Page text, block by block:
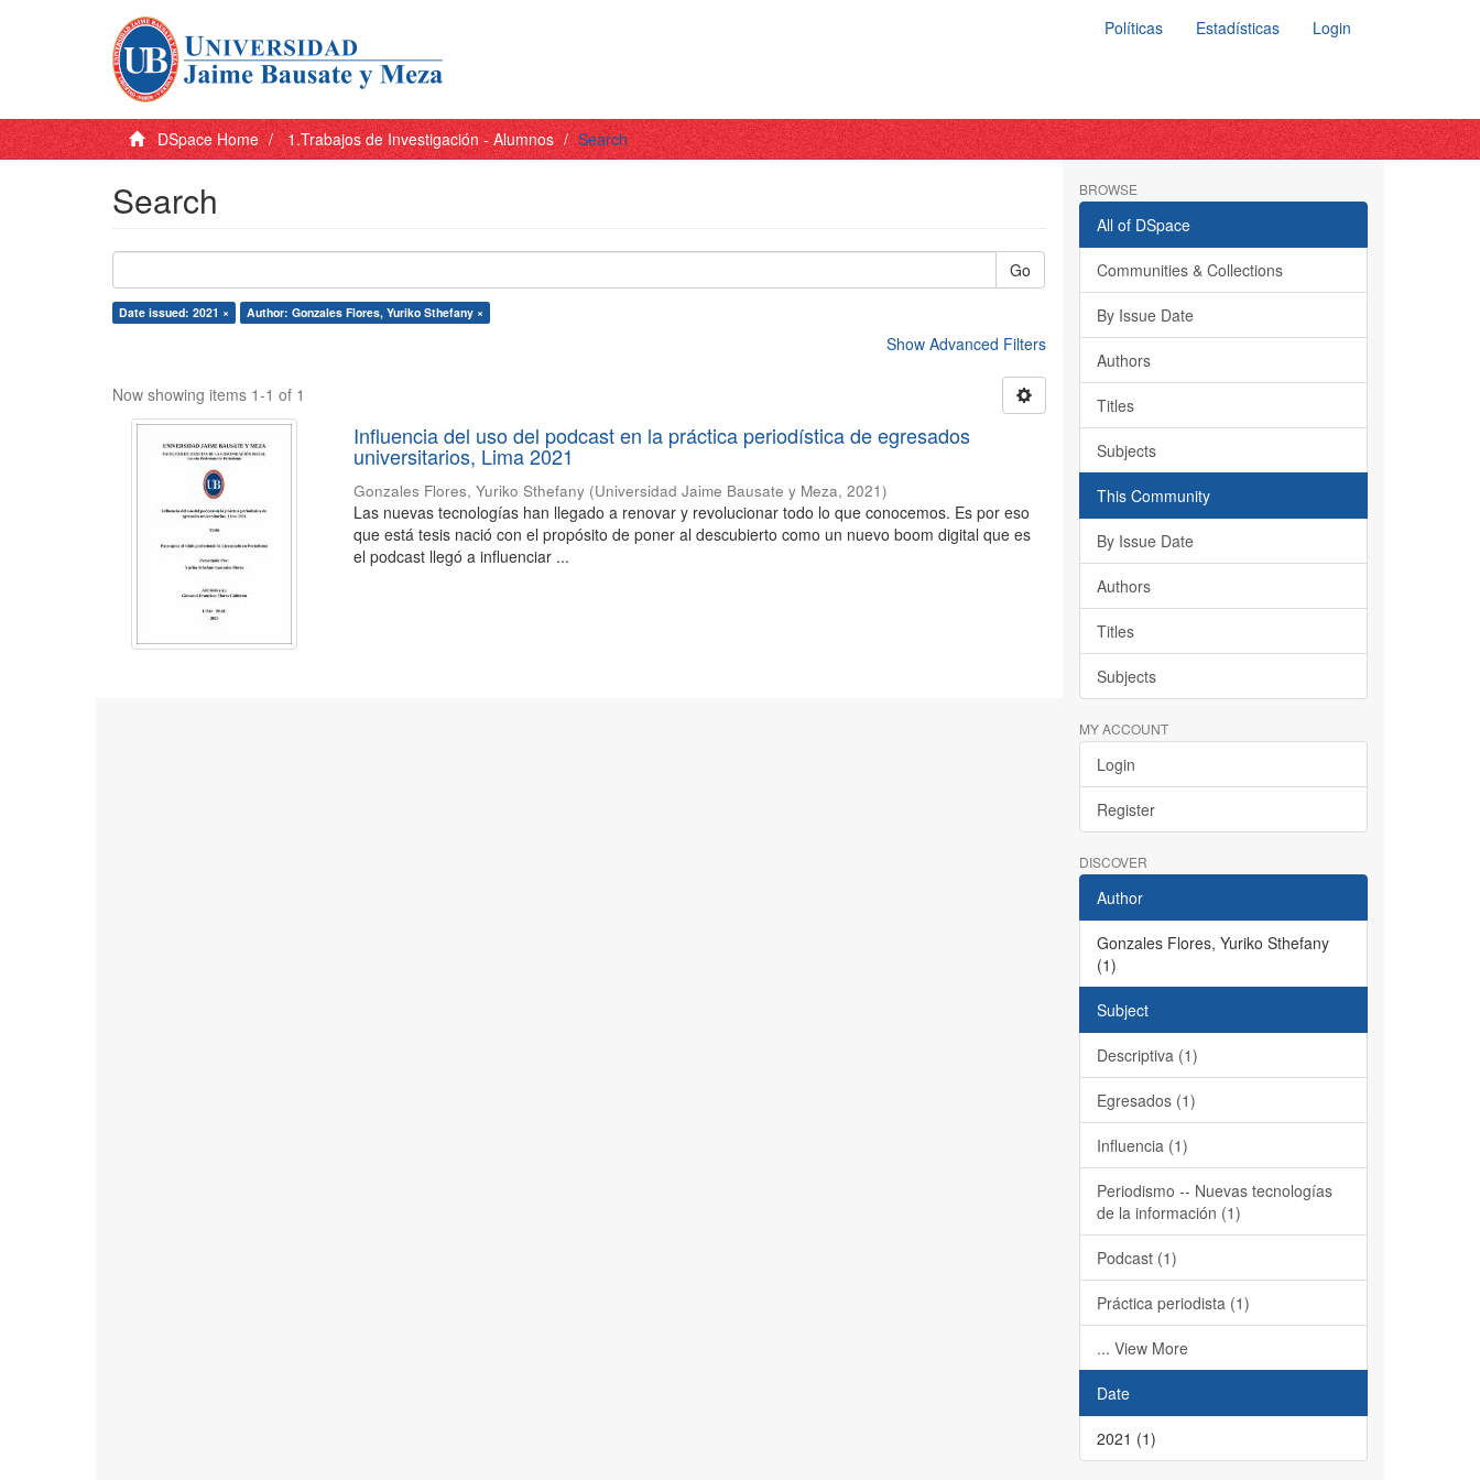
Políticas Estadísticas Login
DSpace Home 1.Trabajos de Investigación - Alumnos Search
Search
Go
Date issued: 2021 × Author: Gonzales Flores, Yuriko Sthefany ×
Show Advanced Filters
Now showing items 1-1 of 1
Influencia del uso del podcast en la práctica periodística de egresados
universitarios, Lima 2021
Gonzales Flores, Yuriko Sthefany (Universidad Jaime Bausate y Meza,2021)
Las nuevas tecnologías han llegado a renovar y revolucionar todo lo que conocemos. Es por eso
que está tesis nació con el propósito de poner al descubierto como un nuevo boom digital que es
el podcast llegó a influenciar ...
BROWSE
All of DSpace
Communities & Collections
By Issue Date
Authors
Titles
Subjects
This Community
By Issue Date
Authors
Titles
Subjects
MY ACCOUNT
Login
Register
DISCOVER
Author
Gonzales Flores, Yuriko Sthefany
(1)
Subject
Descriptiva (1)
Egresados (1)
Influencia (1)
Periodismo -- Nuevas tecnologías
de la información (1)
Podcast (1)
Práctica periodista (1)
... View More
Date
2021 (1)